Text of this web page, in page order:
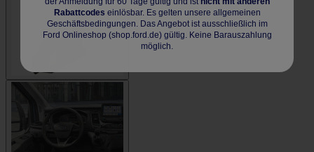
Rabattcodes einlösbar. Es gelten unsere allgemeinen
Geschäftsbedingungen. Das Angebot ist ausschließlich im
Ford Onlineshop (shop.ford.de) gültig. Keine Barauszahlung
möglich.